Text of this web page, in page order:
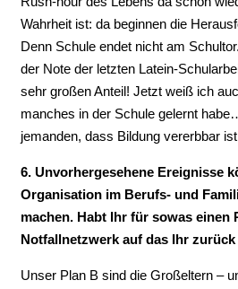
Wahrheit ist: da beginnen die
Denn Schule endet nicht am
der Note der letzten Latein-
sehr großen Anteil! Jetzt weiß ich
manches in der Schule gelernt
jemanden, dass Bildung vererbbar
6. Unvorhergesehene Ereignisse
Organisation im Berufs- und
machen. Habt Ihr für sowas einen
Notfallnetzwerk auf das Ihr
Unser Plan B sind die Großeltern –